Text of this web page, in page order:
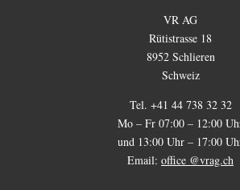
VR AG
Rütistrasse 18
8952 Schlieren
Schweiz
Tel. +41 44 738 32 32
Mo – Fr 07:00 – 12:00
und 13:00 Uhr – 17:00
Email: office @vrag.ch